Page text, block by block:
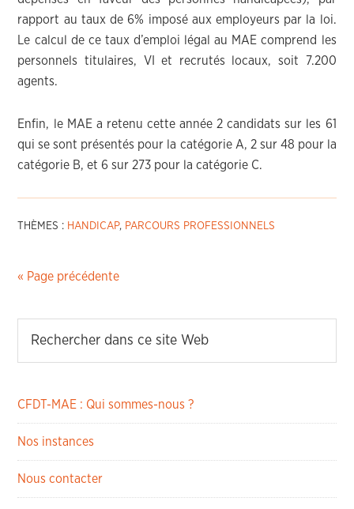
rapport au taux de 6% imposé aux employeurs par la loi.
Le calcul de ce taux d’emploi légal au MAE comprend les
personnels titulaires, VI et recrutés locaux, soit 7.200
agents.
Enfin, le MAE a retenu cette année 2 candidats sur les 61
qui se sont présentés pour la catégorie A, 2 sur 48 pour la
catégorie B, et 6 sur 273 pour la catégorie C.
THÈMES : HANDICAP, PARCOURS PROFESSIONNELS
« Page précédente
CFDT-MAE : Qui sommes-nous ?
Nos instances
Nous contacter